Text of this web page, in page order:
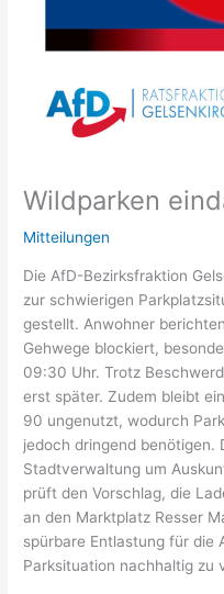
Wildparken
Mitteilungen
Die AfD-Bezirksfraktion
zur schwierigen
gestellt. Anwohner
Gehwege blockiert,
09:30 Uhr. Trotz
erst später. Zudem bleibt
90 ungenutzt, wodurch
jedoch dringend benötigen.
Stadtverwaltung um
prüft den Vorschlag, die
an den Marktplatz Resser
spürbare Entlastung für die
Parksituation nachhaltig zu